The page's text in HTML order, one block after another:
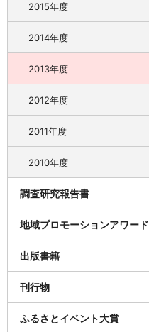
2015年度
2014年度
2013年度
2012年度
2011年度
2010年度
調査研究報告書
地域プロモーションアワード
出版書籍
刊行物
ふるさとイベント大賞